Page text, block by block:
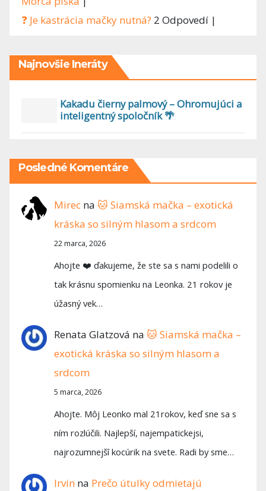
❓ Je kastrácia mačky nutná? 2 Odpovedí |
Najnovšie Ineráty
Kakadu čierny palmový – Ohromujúci a
inteligentný spoločník 🌴
Posledné Komentáre
Mirec na🐱 Siamská mačka – exotická
kráska so silným hlasom a srdcom
22 marca, 2026
Ahojte ❤️ ďakujeme, že ste sa s nami podelili o
tak krásnu spomienku na Leonka. 21 rokov je
úžasný vek…
Renata Glatzová na🐱 Siamská mačka –
exotická kráska so silným hlasom a
srdcom
5 marca, 2026
Ahojte. Môj Leonko mal 21rokov, keď sne sa s
ním rozlúčili. Najlepší, najempatickejsi,
najrozumnejšî kocúrik na svete. Radi by sme…
Irvin na Prečo útulky odmietajú